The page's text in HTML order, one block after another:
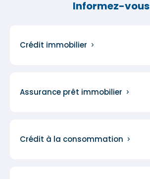
Informez-vous
Crédit immobilier
Assurance prêt immobilier
Crédit à la consommation